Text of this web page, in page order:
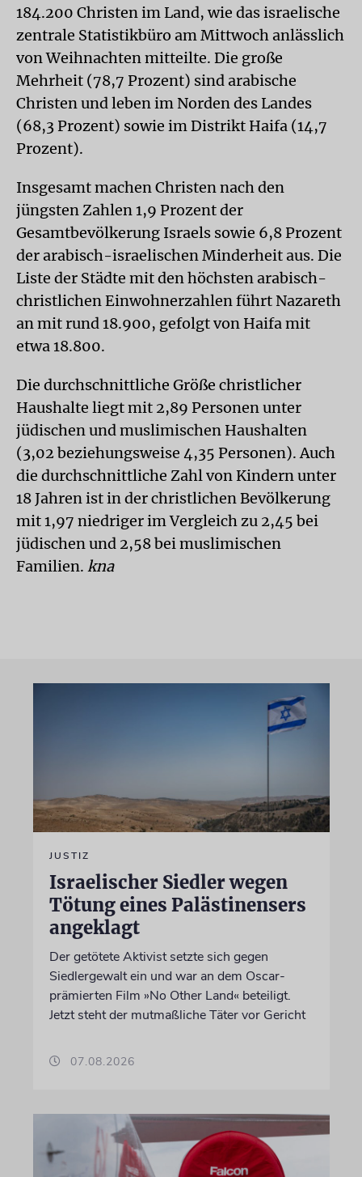
184.200 Christen im Land, wie das israelische
zentrale Statistikbüro am Mittwoch anlässlich
von Weihnachten mitteilte. Die große
Mehrheit (78,7 Prozent) sind arabische
Christen und leben im Norden des Landes
(68,3 Prozent) sowie im Distrikt Haifa (14,7
Prozent).
Insgesamt machen Christen nach den
jüngsten Zahlen 1,9 Prozent der
Gesamtbevölkerung Israels sowie 6,8 Prozent
der arabisch-israelischen Minderheit aus. Die
Liste der Städte mit den höchsten arabisch-
christlichen Einwohnerzahlen führt Nazareth
an mit rund 18.900, gefolgt von Haifa mit
etwa 18.800.
Die durchschnittliche Größe christlicher
Haushalte liegt mit 2,89 Personen unter
jüdischen und muslimischen Haushalten
(3,02 beziehungsweise 4,35 Personen). Auch
die durchschnittliche Zahl von Kindern unter
18 Jahren ist in der christlichen Bevölkerung
mit 1,97 niedriger im Vergleich zu 2,45 bei
jüdischen und 2,58 bei muslimischen
Familien. kna
JUSTIZ
Israelischer Siedler wegen
Tötung eines Palästinensers
angeklagt
Der getötete Aktivist setzte sich gegen
Siedlergewalt ein und war an dem Oscar-
prämierten Film »No Other Land« beteiligt.
Jetzt steht der mutmaßliche Täter vor Gericht
07.08.2026